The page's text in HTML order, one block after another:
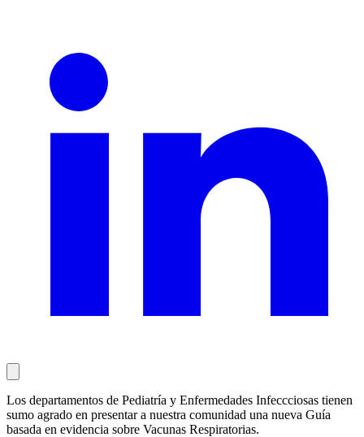
Los departamentos de Pediatría y Enfermedades Infeccciosas tienen
sumo agrado en presentar a nuestra comunidad una nueva Guía
basada en evidencia sobre Vacunas Respiratorias.